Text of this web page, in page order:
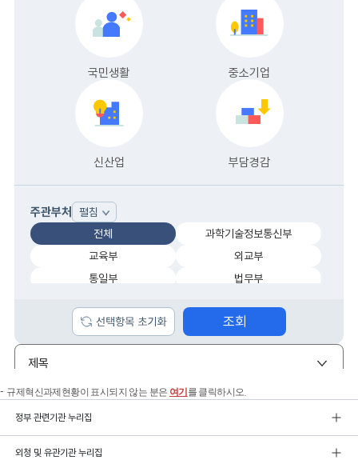
규제혁신과제현황이 표시되지 않는 분은 여기 를 클릭하시오.
정부 관련기관 누리집
외청 및 유관기관 누리집